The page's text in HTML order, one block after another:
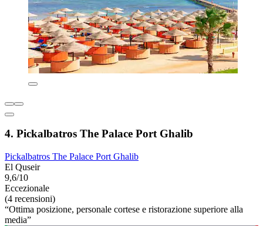
4. Pickalbatros The Palace Port Ghalib
Pickalbatros The Palace Port Ghalib
El Quseir
9,6/10
Eccezionale
(4 recensioni)
“Ottima posizione, personale cortese e ristorazione superiore alla
media”